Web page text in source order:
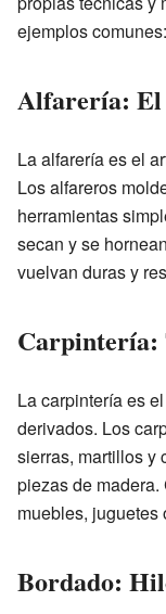
ejemplos comunes:
Alfarería:
La alfarería es el
Los alfareros
herramientas
secan y se
vuelvan duras y
La carpintería es
derivados. Los
sierras, martillos y
piezas de
muebles, juguetes
Bordado: